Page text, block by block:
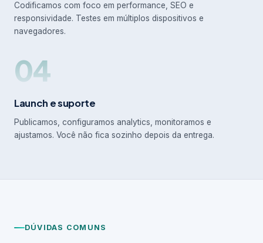
Codificamos com foco em performance, SEO e
responsividade. Testes em múltiplos dispositivos e
navegadores.
04
Launch e suporte
Publicamos, configuramos analytics, monitoramos e
ajustamos. Você não fica sozinho depois da entrega.
DÚVIDAS COMUNS